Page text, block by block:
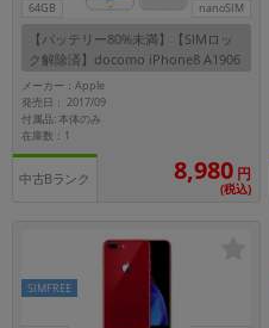
64GB nanoSIM
【バッテリー80%未満】【SIMロッ
ク解除済】docomo iPhone8 A1906
(MQ792J/A) 64GB シルバー
メーカー：Apple
発売日： 2017/09
付属品: 本体のみ
在庫数：1
中古Bランク 8,980 円
(税込)
SIMFREE
メモリ
~
容量
~